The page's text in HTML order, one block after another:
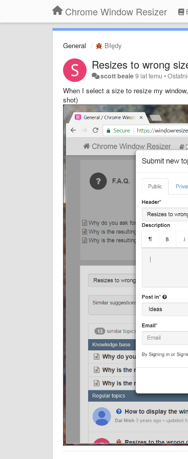
Chrome Window Resizer
General Błędy
Resizes to wrong
scott beale9 lat temu •
When I select a size to resize my
shot)